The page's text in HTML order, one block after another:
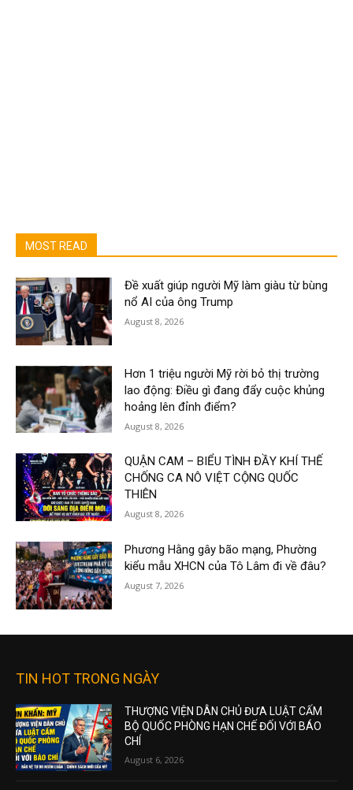
MOST READ
Đề xuất giúp người Mỹ làm giàu từ bùng
nổ AI của ông Trump
August 8, 2026
Hơn 1 triệu người Mỹ rời bỏ thị trường
lao động: Điều gì đang đẩy cuộc khủng
hoảng lên đỉnh điểm?
August 8, 2026
QUẬN CAM – BIỂU TÌNH ĐẦY KHÍ THẾ
CHỐNG CA NÔ VIỆT CỘNG QUỐC
THIÊN
August 8, 2026
Phương Hằng gây bão mạng, Phường
kiểu mẫu XHCN của Tô Lâm đi về đâu?
August 7, 2026
TIN HOT TRONG NGÀY
THƯỢNG VIỆN DÂN CHỦ ĐƯA LUẬT CẤM
BỘ QUỐC PHÒNG HẠN CHẾ ĐỐI VỚI BÁO
CHÍ
August 6, 2026